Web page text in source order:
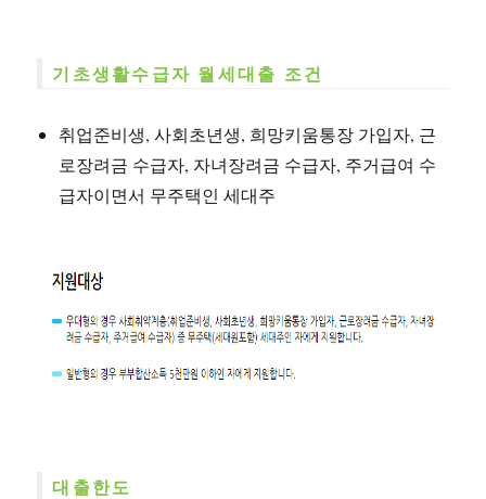
기초생활수급자 월세대출 조건
취업준비생, 사회초년생, 희망키움통장 가입자, 근
로장려금 수급자, 자녀장려금 수급자, 주거급여 수
급자이면서 무주택인 세대주
대출한도